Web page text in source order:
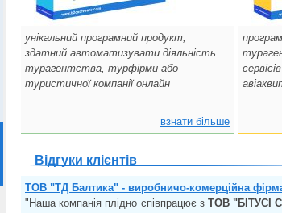
унікальний програмний продукт,
здатний автоматизувати діяльність
турагентства, турфірми або
туристичної компанії онлайн
взнати більше
Відгуки клієнтів
ТОВ "ТД Балтика" - виробничо-комерційна
"Наша компанія плідно співпрацює з ТОВ "БІТУСІ